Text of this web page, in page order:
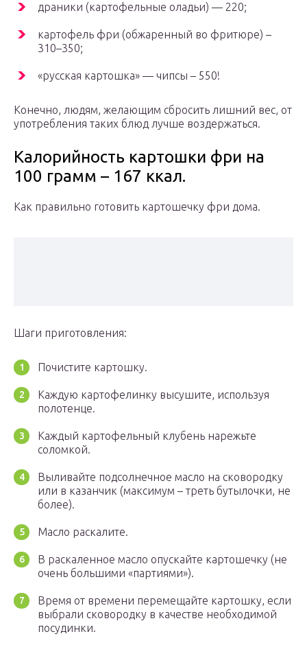
драники (картофельные оладьи) — 220;
картофель фри (обжаренный во фритюре) –
310–350;
«русская картошка» — чипсы – 550!
Конечно, людям, желающим сбросить лишний вес, от
употребления таких блюд лучше воздержаться.
Калорийность картошки фри на
100 грамм – 167 ккал.
Как правильно готовить картошечку фри дома.
Шаги приготовления:
Почистите картошку.
Каждую картофелинку высушите, используя
полотенце.
Каждый картофельный клубень нарежьте
соломкой.
Выливайте подсолнечное масло на сковородку
или в казанчик (максимум – треть бутылочки, не
более).
Масло раскалите.
В раскаленное масло опускайте картошечку (не
очень большими «партиями»).
Время от времени перемещайте картошку, если
выбрали сковородку в качестве необходимой
посудинки.